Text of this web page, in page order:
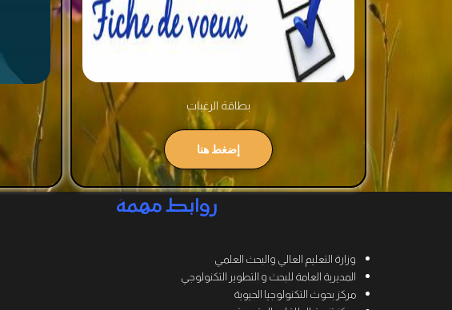
بطاقة الرغبات
إضغط هنا
روابط مهمة
وزارة التعليم العالي والبحث العلمي
المديرية العامة للبحث و التطوير التكنولوجي
مركز بحوث التكنولوجيا الحيوية